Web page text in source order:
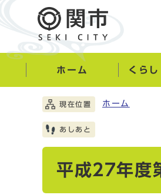
ホーム くら
現在位置 ホーム
あしあと
平成27年度